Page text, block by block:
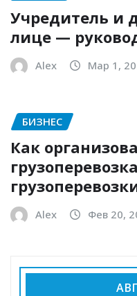
Учредитель и
лице —
Alex Мар 1,
БИЗНЕС
Как
Alex Фев 20,